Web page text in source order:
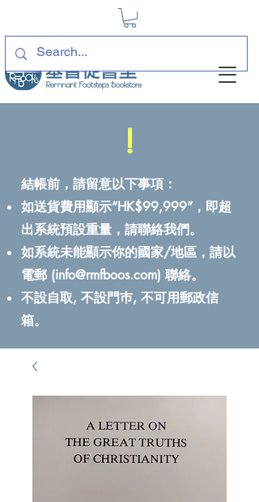
!
結帳前，請留意以下事項：
如送貨費用顯示“HK$99,999”，即超
出系統預設重量，請聯絡我們。
如系統未能顯示你的國家/地區，請以
電郵 (info@rmfboos.com) 聯絡。
不設自取, 不設門巿, 不可用郵政信
箱。